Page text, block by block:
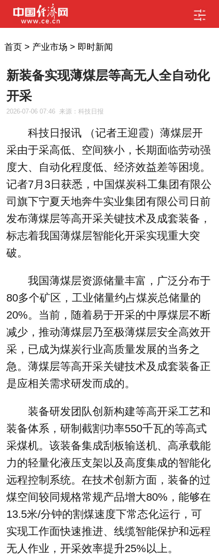
首页> 产业市场 > 即时新闻
新装备实现薄煤层等高无人全自动化
开采
2026-07-06 07:46 来源：科技日报
科技日报讯 （记者王迎霞）薄煤层开
采由于采高低、空间狭小，长期面临劳动强
度大、自动化程度低、经济效益差等困境。
记者7月3日获悉，中国煤炭科工集团有限公
司旗下宁夏天地奔牛实业集团有限公司日前
发布薄煤层等高开采关键技术及成套装备，
标志着我国薄煤层智能化开采实现重大突
破。
我国薄煤层资源储量丰富，广泛分布于
80多个矿区，工业储量约占煤炭总储量的
20%。当前，随着易于开采的中厚煤层不断
减少，推动薄煤层乃至极薄煤层安全高效开
采，已成为煤炭行业高质量发展的当务之
急。薄煤层等高开采关键技术及成套装备正
是应相关需求研发而成的。
装备研发团队创新构建等高开采工艺和
装备体系，研制截割功率550千瓦的等高式
采煤机。该装备集成刮板输送机、高承载能
力的轻量化液压支架以及高度集成的智能化
远程控制系统。在技术创新方面，装备的过
煤空间较同规格常规产品增大80%，能够在
13.5米/分钟的割煤速度下常态化运行，可
实现工作面快速推进、线缆智能保护和远程
无人作业，开采效率提升25%以上。